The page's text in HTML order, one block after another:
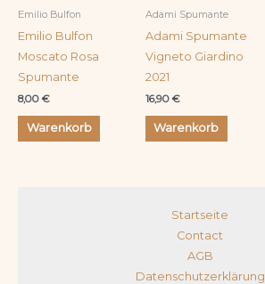
Emilio Bulfon
Emilio Bulfon
Moscato Rosa
Spumante
8,00€
Warenkorb
Adami Spumante
Adami Spumante
Vigneto Giardino
2021
16,90€
Warenkorb
Startseite
Contact
AGB
Datenschutzerklärung